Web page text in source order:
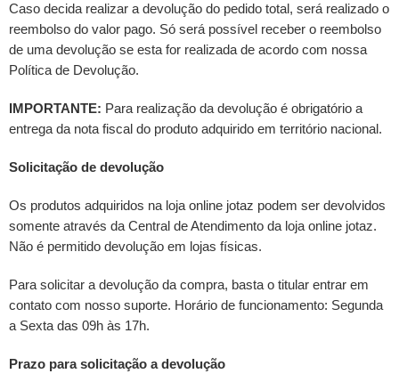
Caso decida realizar a devolução do pedido total, será realizado o
reembolso do valor pago. Só será possível receber o reembolso
de uma devolução se esta for realizada de acordo com nossa
Política de Devolução.
IMPORTANTE: Para realização da devolução é obrigatório a
entrega da nota fiscal do produto adquirido em território nacional.
Solicitação de devolução
Os produtos adquiridos na loja online jotaz podem ser devolvidos
somente através da Central de Atendimento da loja online jotaz.
Não é permitido devolução em lojas físicas.
Para solicitar a devolução da compra, basta o titular entrar em
contato com nosso suporte. Horário de funcionamento: Segunda
a Sexta das 09h às 17h.
Prazo para solicitação a devolução